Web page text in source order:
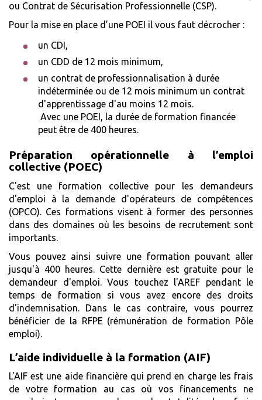
ou Contrat de Sécurisation Professionnelle (CSP).
Pour la mise en place d’une POEI il vous faut décrocher :
un CDI,
un CDD de 12 mois minimum,
un contrat de professionnalisation à durée
indéterminée ou de 12 mois minimum un contrat
d'apprentissage d'au moins 12 mois.
Avec une POEI, la durée de formation financée
peut être de 400 heures.
Préparation opérationnelle à l’emploi
collective (POEC)
C'est une formation collective pour les demandeurs
d'emploi à la demande d'opérateurs de compétences
(OPCO). Ces formations visent à former des personnes
dans des domaines où les besoins de recrutement sont
importants.
Vous pouvez ainsi suivre une formation pouvant aller
jusqu'à 400 heures. Cette dernière est gratuite pour le
demandeur d'emploi. Vous touchez l'AREF pendant le
temps de formation si vous avez encore des droits
d'indemnisation. Dans le cas contraire, vous pourrez
bénéficier de la RFPE (rémunération de formation Pôle
emploi).
L’aide individuelle à la formation (AIF)
L'AIF est une aide financière qui prend en charge les frais
de votre formation au cas où vos financements ne